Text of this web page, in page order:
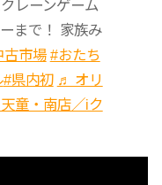
レーンゲーム
まで！ 家族み
古市場 #おたち
#県内初 ♬ オリ
童・南店／iク